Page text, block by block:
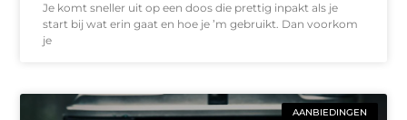
Je komt sneller uit op een doos die prettig inpakt als je
start bij wat erin gaat en hoe je ’m gebruikt. Dan voorkom
je
AANBIEDINGEN